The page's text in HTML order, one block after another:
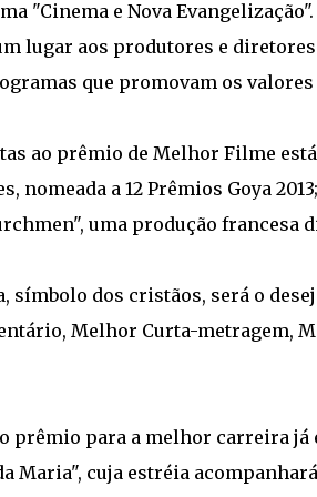
"Cinema e Nova
lugar aos produtores e
que promovam os
ao prêmio de Melhor Filme
nomeada a 12 Prêmios Goya
uma produção francesa
símbolo dos cristãos, será o
Melhor Curta-metragem,
prêmio para a melhor carreira
Maria", cuja estréia